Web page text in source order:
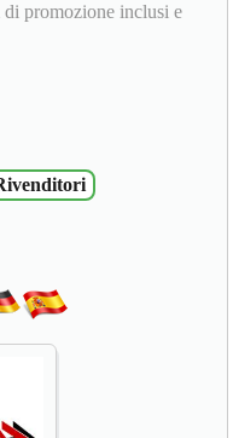
promozione inclusi e